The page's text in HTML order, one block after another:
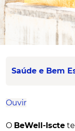
Saúde e Bem
Ouvir
O BeWell-Iscte